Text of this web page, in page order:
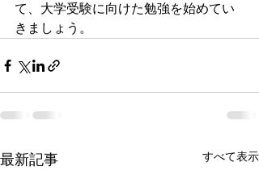
て、大学受験に向けた勉強を始めてい
きましょう。
最新記事 すべて表示